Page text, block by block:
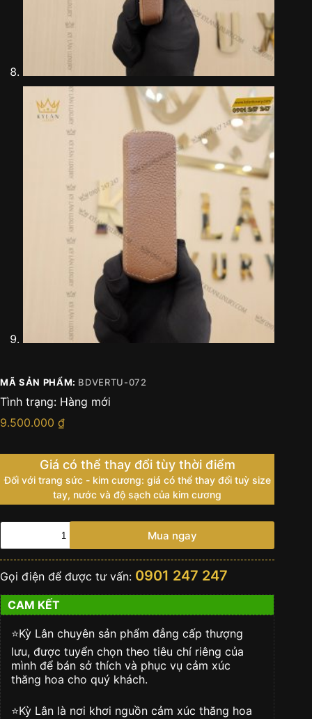
MÃ SẢN PHẨM: BDVERTU-072
Tình trạng: Hàng mới
9.500.000 ₫
Giá có thể thay đổi tùy thời điểm
Đối với trang sức - kim cương: giá có thể thay đổi tuỳ size
tay, nước và độ sạch của kim cương
Bao
Vertu
Signature
S
da
togo
nâu
số
lượng
Mua ngay
Gọi điện để được tư vấn: 0901 247 247
CAM KẾT
⭐️Kỳ Lân chuyên sản phẩm đẳng cấp thượng
lưu, được tuyển chọn theo tiêu chí riêng của
mình để bán sở thích và phục vụ cảm xúc
thăng hoa cho quý khách.
⭐️Kỳ Lân là nơi khơi nguồn cảm xúc thăng hoa